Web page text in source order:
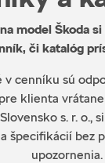
model Škoda
či katalóg
v cenníku sú
pre klienta vrátane
s. r. o.,
špecifikácií bez
upozornenia.